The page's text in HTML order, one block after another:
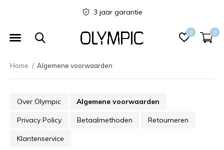
0 0
3 jaar garantie
Home Algemene voorwaarden
Over Olympic Algemene voorwaarden
Privacy Policy Betaalmethoden Retourneren
Klantenservice